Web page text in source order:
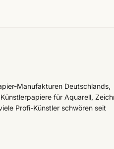
Manufakturen Deutschlands,
für Aquarell,
Profi-Künstler schwören seit